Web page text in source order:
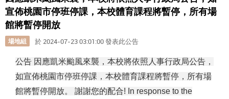
宣佈桃園市停班停課，本校體育課程將暫停，所有場
館將暫停開放
場地組 於 2024-07-23 03:01:00 發表此公告
公告 因應凱米颱風來襲，本校將依照人事行政局公告，
如宣佈桃園市停班停課，本校體育課程將暫停，所有場
館將暫停開放。 謝謝您的配合! In response to the